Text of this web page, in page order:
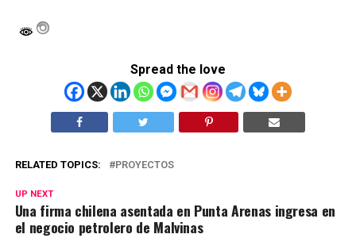
Spread the love
RELATED TOPICS: PROYECTOS
UP NEXT
Una firma chilena asentada en Punta Arenas ingresa en
el negocio petrolero de Malvinas